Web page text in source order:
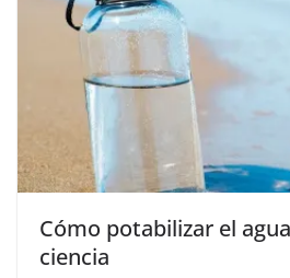
Cómo potabilizar el
ciencia